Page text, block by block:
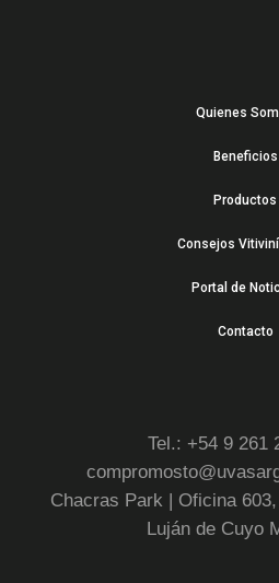
Quienes
Beneficios
Productos
Consejos
Portal de
Contacto
Tel.: +54 9 261
Chacras Park | Oficina
Luján de Cuyo